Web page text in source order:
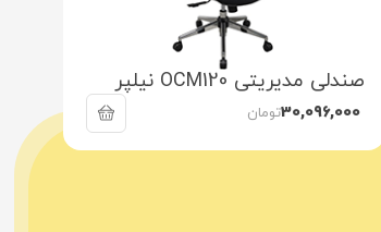
صندلی مدیریتی OCM120 نیلپر
30,096,000تومان